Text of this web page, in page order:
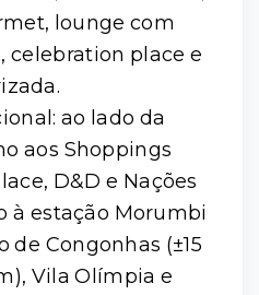
lounge com
celebration place e
ao lado da
aos Shoppings
D&D e Nações
à estação Morumbi
de Congonhas (±15
Vila Olímpia e